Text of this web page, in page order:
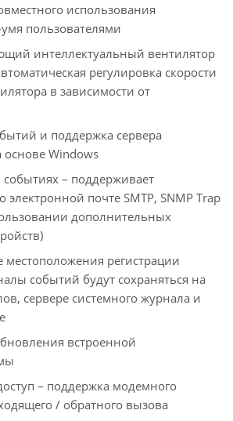
использования
пользователями
интеллектуальный вентилятор
регулировка скорости
в зависимости от
и поддержка сервера
основе Windows
– поддерживает
электронной почте SMTP, SNMP Trap
дополнительных
местоположения регистрации
событий будут сохраняться на
сервере системного журнала и
встроенной
– поддержка модемного
/ обратного вызова